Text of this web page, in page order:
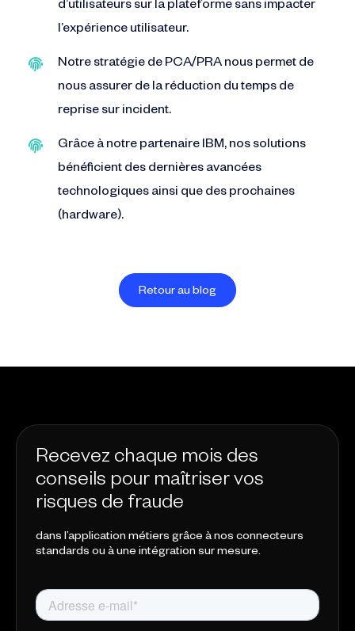
d’utilisateurs sur la plateforme sans impacter
l’expérience utilisateur.
Notre stratégie de PCA/PRA nous permet de
nous assurer de la réduction du temps de
reprise sur incident.
Grâce à notre partenaire IBM, nos solutions
bénéficient des dernières avancées
technologiques ainsi que des prochaines
(hardware).
Retour au blog
Recevez chaque mois des
conseils pour maîtriser vos
risques de fraude
dans l’application métiers grâce à nos connecteurs
standards ou à une intégration sur mesure.